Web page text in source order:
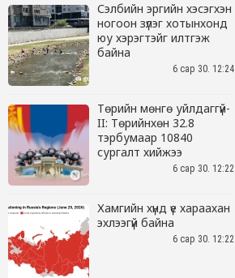
Сэлбийн эргийн хэсэгхэн
ногоон зүлэг хотынхонд
юу хэрэгтэйг илтгэж
байна
6 сар 30. 12:24
Төрийн мөнгө уйлдаггүй-
II: Төрийнхөн 32.8
тэрбумаар 10840
сургалт хийжээ
6 сар 30. 12:22
Хамгийн хүнд үе хараахан
эхлээгүй байна
6 сар 30. 12:22